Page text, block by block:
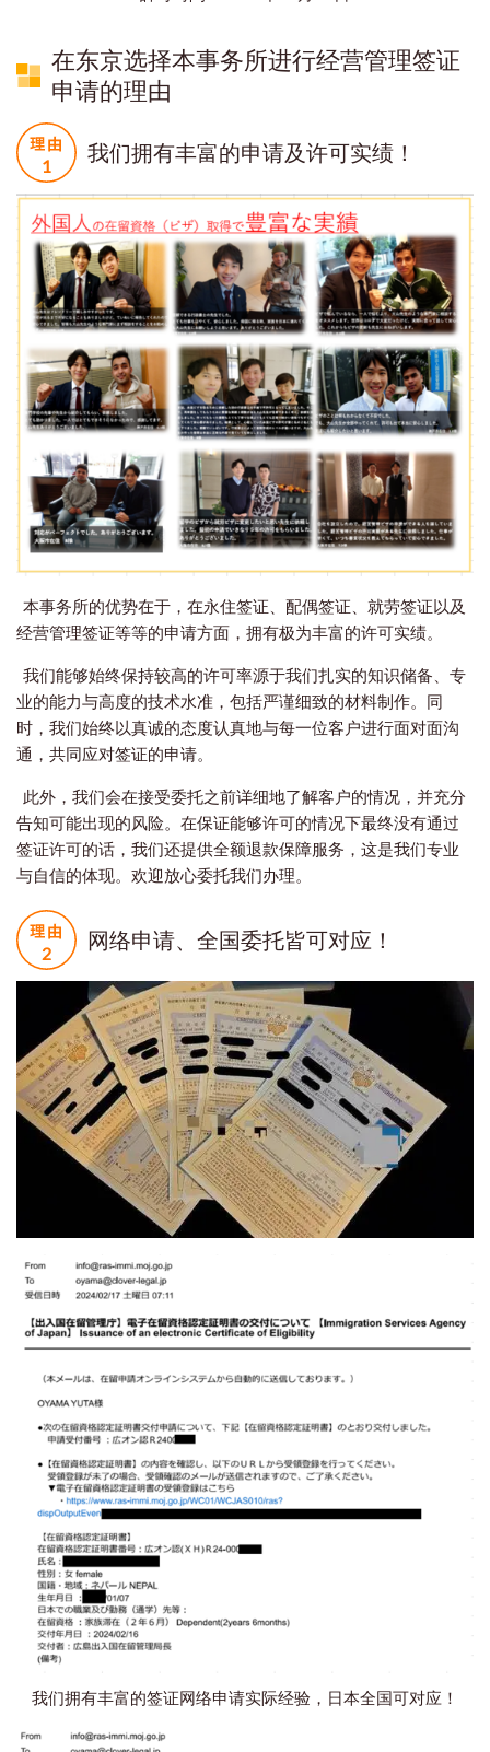
在东京选择本事务所进行经营管理签证
申请的理由
我们拥有丰富的申请及许可实绩！
本事务所的优势在于，在永住签证、配偶签证、就劳签证以及
经营管理签证等等的申请方面，拥有极为丰富的许可实绩。
我们能够始终保持较高的许可率源于我们扎实的知识储备、专
业的能力与高度的技术水准，包括严谨细致的材料制作。同
时，我们始终以真诚的态度认真地与每一位客户进行面对面沟
通，共同应对签证的申请。
此外，我们会在接受委托之前详细地了解客户的情况，并充分
告知可能出现的风险。在保证能够许可的情况下最终没有通过
签证许可的话，我们还提供全额退款保障服务，这是我们专业
与自信的体现。欢迎放心委托我们办理。
网络申请、全国委托皆可对应！
我们拥有丰富的签证网络申请实际经验，日本全国可对应！